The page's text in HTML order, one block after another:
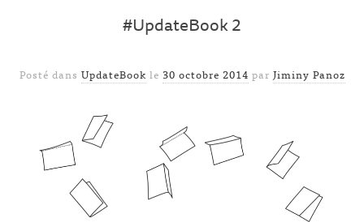
#UpdateBook 2
Posté dans UpdateBook le 30 octobre 2014 par Jiminy Panoz